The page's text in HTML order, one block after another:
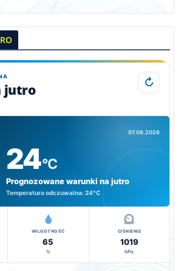
jutro ↻
07.08.2026
24°C
Prognozowane warunki na jutro
Temperatura odczuwalna:24°C
WILGOTNOŚĆ
65
%
CIŚNIENIE
1019
hPa